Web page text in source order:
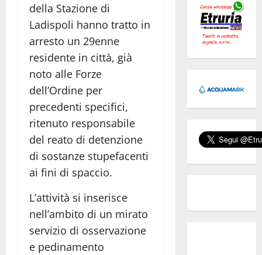
della Stazione di
Ladispoli hanno tratto in
arresto un 29enne
residente in città, già
noto alle Forze
dell’Ordine per
precedenti specifici,
ritenuto responsabile
del reato di detenzione
di sostanze stupefacenti
ai fini di spaccio.
L’attività si inserisce
nell’ambito di un mirato
servizio di osservazione
e pedinamento